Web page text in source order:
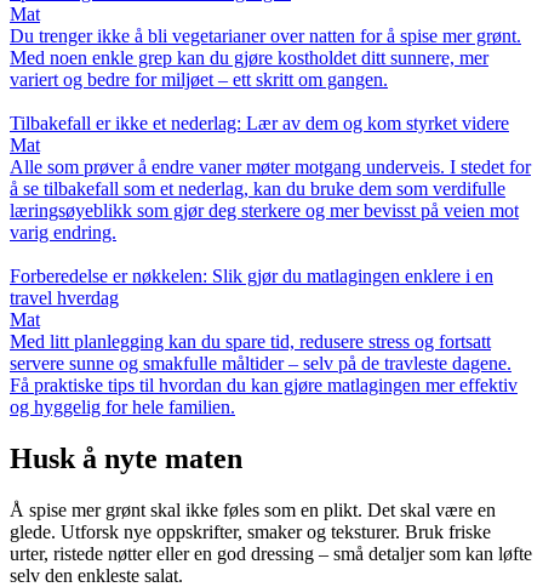
Mat
Du trenger ikke å bli vegetarianer over natten for å spise mer grønt.
Med noen enkle grep kan du gjøre kostholdet ditt sunnere, mer
variert og bedre for miljøet – ett skritt om gangen.
Tilbakefall er ikke et nederlag: Lær av dem og kom styrket videre
Mat
Alle som prøver å endre vaner møter motgang underveis. I stedet for
å se tilbakefall som et nederlag, kan du bruke dem som verdifulle
læringsøyeblikk som gjør deg sterkere og mer bevisst på veien mot
varig endring.
Forberedelse er nøkkelen: Slik gjør du matlagingen enklere i en
travel hverdag
Mat
Med litt planlegging kan du spare tid, redusere stress og fortsatt
servere sunne og smakfulle måltider – selv på de travleste dagene.
Få praktiske tips til hvordan du kan gjøre matlagingen mer effektiv
og hyggelig for hele familien.
Husk å nyte maten
Å spise mer grønt skal ikke føles som en plikt. Det skal være en
glede. Utforsk nye oppskrifter, smaker og teksturer. Bruk friske
urter, ristede nøtter eller en god dressing – små detaljer som kan løfte
selv den enkleste salat.